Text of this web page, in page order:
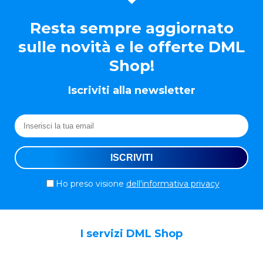
Resta sempre aggiornato
sulle novità e le offerte DML
Shop!
Iscriviti alla newsletter
Ho preso visione dell'informativa privacy
I servizi DML Shop